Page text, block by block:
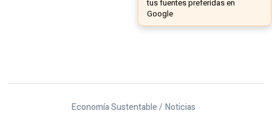
Economía Sustentable / Noticias